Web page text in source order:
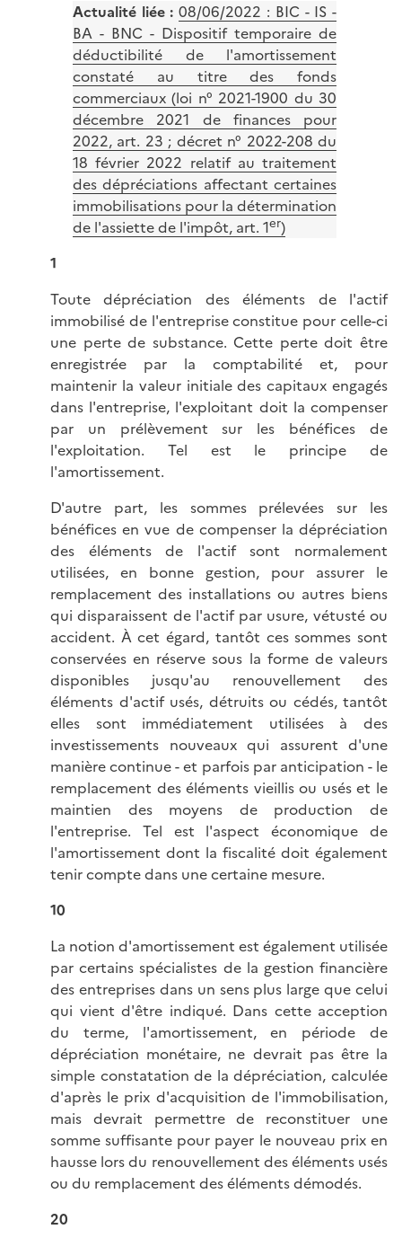
Actualité liée : 08/06/2022 : BIC - IS -
BA - BNC - Dispositif temporaire de
déductibilité de l'amortissement
constaté au titre des fonds
commerciaux (loi n° 2021-1900 du 30
décembre 2021 de finances pour
2022, art. 23 ; décret n° 2022-208 du
18 février 2022 relatif au traitement
des dépréciations affectant certaines
immobilisations pour la détermination
de l'assiette de l'impôt, art. 1er)
1
Toute dépréciation des éléments de l'actif
immobilisé de l'entreprise constitue pour celle-ci
une perte de substance. Cette perte doit être
enregistrée par la comptabilité et, pour
maintenir la valeur initiale des capitaux engagés
dans l'entreprise, l'exploitant doit la compenser
par un prélèvement sur les bénéfices de
l'exploitation. Tel est le principe de
l'amortissement.
D'autre part, les sommes prélevées sur les
bénéfices en vue de compenser la dépréciation
des éléments de l'actif sont normalement
utilisées, en bonne gestion, pour assurer le
remplacement des installations ou autres biens
qui disparaissent de l'actif par usure, vétusté ou
accident. À cet égard, tantôt ces sommes sont
conservées en réserve sous la forme de valeurs
disponibles jusqu'au renouvellement des
éléments d'actif usés, détruits ou cédés, tantôt
elles sont immédiatement utilisées à des
investissements nouveaux qui assurent d'une
manière continue - et parfois par anticipation - le
remplacement des éléments vieillis ou usés et le
maintien des moyens de production de
l'entreprise. Tel est l'aspect économique de
l'amortissement dont la fiscalité doit également
tenir compte dans une certaine mesure.
10
La notion d'amortissement est également utilisée
par certains spécialistes de la gestion financière
des entreprises dans un sens plus large que celui
qui vient d'être indiqué. Dans cette acception
du terme, l'amortissement, en période de
dépréciation monétaire, ne devrait pas être la
simple constatation de la dépréciation, calculée
d'après le prix d'acquisition de l'immobilisation,
mais devrait permettre de reconstituer une
somme suffisante pour payer le nouveau prix en
hausse lors du renouvellement des éléments usés
ou du remplacement des éléments démodés.
20